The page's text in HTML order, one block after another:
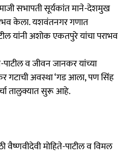
सभापती सूर्यकांत माने-देशमुख
केला. यशवंतनगर गणात
यांनी अशोक एकतपुरे यांचा पराभव
व जीवन जानकर यांच्या
गटाची अवस्था ‘गड आला, पण सिंह
तालुक्यात सुरू आहे.
वैष्णवीदेवी मोहिते-पाटील व विमल